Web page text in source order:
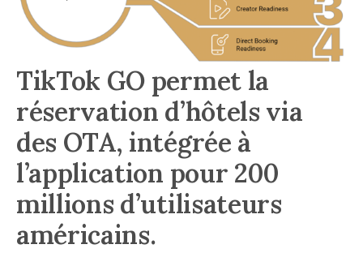
TikTok GO permet la
réservation d’hôtels via
des OTA, intégrée à
l’application pour 200
millions d’utilisateurs
américains.